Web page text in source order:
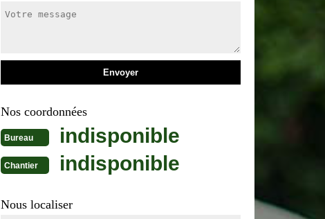
Nos coordonnées
Bureau indisponible
Chantier indisponible
Nous localiser